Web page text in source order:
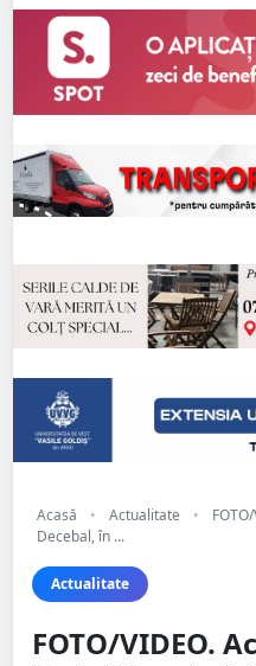
Acasă • Actualitate •
Decebal, în ...
Actualitate
FOTO/VIDEO.